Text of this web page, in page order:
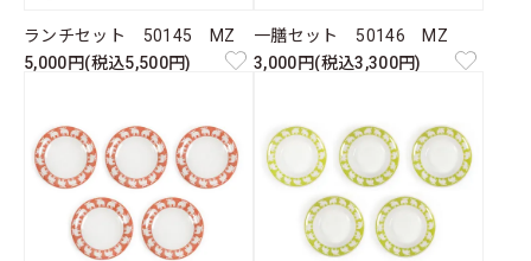
ランチセット 50145 MZ
5,000円(税込5,500円)
一膳セット 50146 MZ
3,000円(税込3,300円)